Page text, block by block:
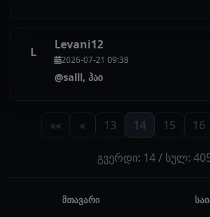
L Levani12
2026-07-21 09:38
@salll, ჰაი
«« « 13 14 15 16
გვერდი: 14 / სულ:
მთავარი